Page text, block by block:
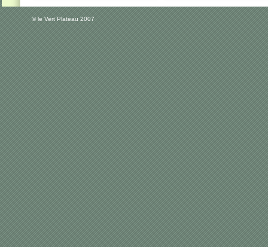
© le Vert Plateau 2007